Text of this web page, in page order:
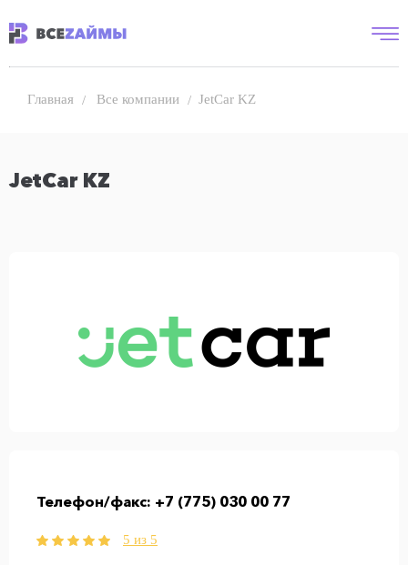
Главная Все компании JetCar KZ
JetCar KZ
Телефон/факс: +7 (775) 030 00 77
5 из 5